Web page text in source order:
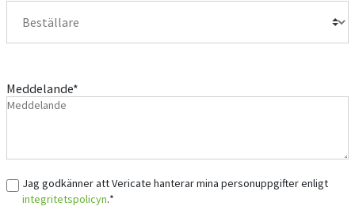
Meddelande*
Jag godkänner att Vericate hanterar mina personuppgifter enligt
integritetspolicyn.*